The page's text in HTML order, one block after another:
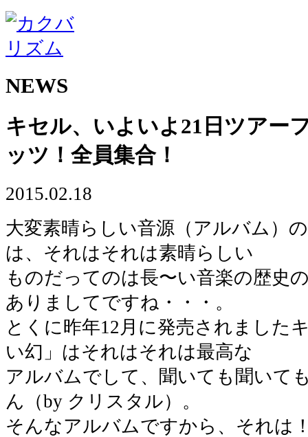
NEWS
キセル、いよいよ21日ツアー
ッツ！全員集合！
2015.02.18
大変素晴らしい音源（アルバム）
は、それはそれは素晴らしい
ものだってのは長〜い音楽の歴史
ありましてですね・・・。
とくに昨年12月に発売されました
い幻」はそれはそれは最高な
アルバムでして、聞いても聞いて
ん（by クリスタル）。
そんなアルバムですから、それは